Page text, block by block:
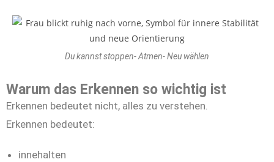
Du kannst stoppen- Atmen- Neu wählen
Warum das Erkennen so wichtig ist
Erkennen bedeutet nicht, alles zu verstehen.
Erkennen bedeutet:
innehalten